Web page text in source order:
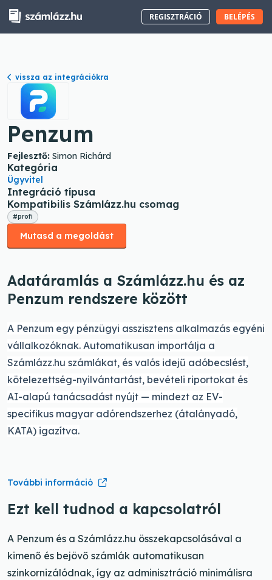
REGISZTRÁCIÓ BELÉPÉS
vissza az integrációkra
Penzum
Fejlesztő: Simon Richárd
Kategória
Ügyvitel
Integráció típusa
Kompatibilis Számlázz.hu csomag
#profi
Mutasd a megoldást
Adatáramlás a Számlázz.hu és az
Penzum rendszere között
A Penzum egy pénzügyi asszisztens alkalmazás egyéni
vállalkozóknak. Automatikusan importálja a
Számlázz.hu számlákat, és valós idejű adóbecslést,
kötelezettség-nyilvántartást, bevételi riportokat és
AI-alapú tanácsadást nyújt — mindezt az EV-
specifikus magyar adórendszerhez (átalányadó,
KATA) igazítva.
További információ
Ezt kell tudnod a kapcsolatról
A Penzum és a Számlázz.hu összekapcsolásával a
kimenő és bejövő számlák automatikusan
szinkornizálódnak, így az adminisztráció minimálisra